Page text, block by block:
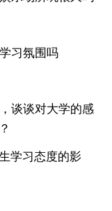
习氛围吗
谈谈对大学的感
学习态度的影